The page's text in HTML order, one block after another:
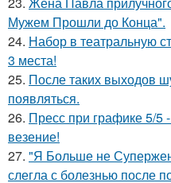
Мужем Прошли до Конца".
24. Набор в театральную
3 места!
25. После таких выходов
появляться.
26. Пресс при графике 5/5
везение!
27. "Я Больше не
слегла с болезнью после